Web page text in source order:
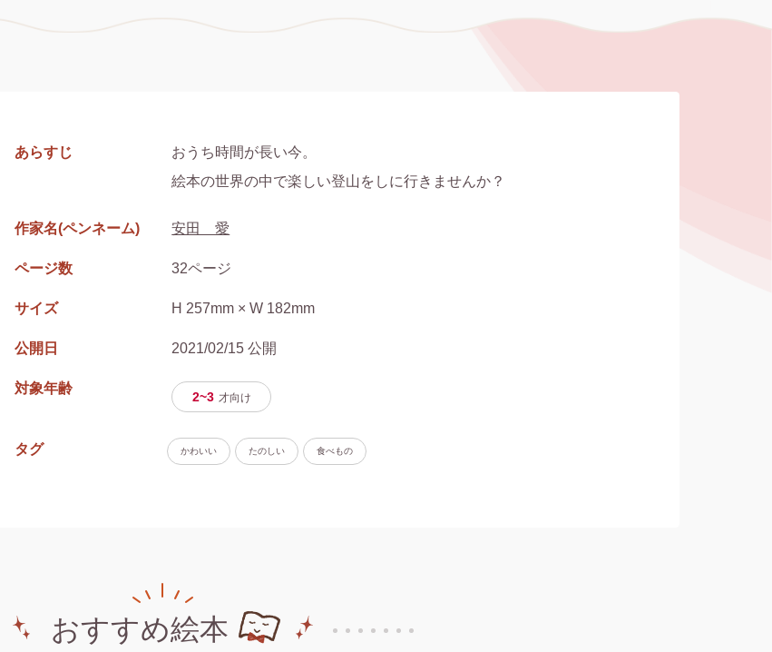
あらすじ
おうち時間が長い今。
絵本の世界の中で楽しい登山をしに行きませんか？
作家名(ペンネーム) 安田 愛
ページ数 32ページ
サイズ H 257mm × W 182mm
公開日 2021/02/15 公開
対象年齢
2~3 才向け
タグ かわいい たのしい 食べもの
おすすめ絵本